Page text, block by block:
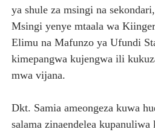
ya shule za msingi na
Msingi yenye mtaala wa
Elimu na Mafunzo ya Ufundi
kimepangwa kujengwa ili
mwa vijana.
Dkt. Samia ameongeza kuwa
salama zinaendelea